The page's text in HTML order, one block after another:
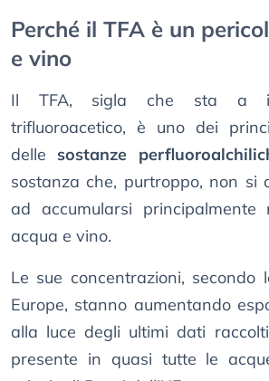
Perché il TFA è un
e vino
Il TFA, sigla che sta a
trifluoroacetico, è uno dei
delle sostanze
sostanza che, purtroppo, non si
ad accumularsi principalmente
acqua e vino.
Le sue concentrazioni, secondo
Europe, stanno aumentando
alla luce degli ultimi dati
presente in quasi tutte le